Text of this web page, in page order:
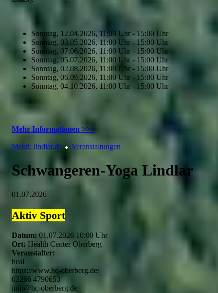
Sonntag, 12.04.2026, 11:00 Uhr - 15:00 Uhr
Sonntag, 03.05.2026, 11:00 Uhr - 15:00 Uhr
Sonntag, 07.06.2026, 11:00 Uhr - 15:00 Uhr
Sonntag, 05.07.2026, 11:00 Uhr - 15:00 Uhr
Sonntag, 02.08.2026, 11:00 Uhr - 15:00 Uhr
Sonntag, 06.09.2026, 11:00 Uhr - 15:00 Uhr
Sonntag, 04.10.2026, 11:00 Uhr - 15:00 Uhr
Mehr Informationen >>>
Menü: lindlar.de Veranstaltungen
Schwangeren-Yoga Lindlar
01.07.2026
Aktiv Sport
Datum: 01.07.2026 10:00 Uhr
Ort: Health Center Oberberg
Veranstalter:
heal
https://www.hc-oberberg.de/
02266 4790653
info@hc-oberberg.de